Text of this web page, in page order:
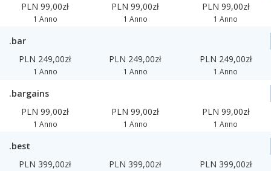
PLN 99,00zł
1 Anno
PLN 99,00zł
1 Anno
PLN 99,00zł
1 Anno
.bar
PLN 249,00zł
1 Anno
PLN 249,00zł
1 Anno
PLN 249,00zł
1 Anno
.bargains
PLN 99,00zł
1 Anno
PLN 99,00zł
1 Anno
PLN 99,00zł
1 Anno
.best
PLN 399,00zł
PLN 399,00zł PLN 399,00zł